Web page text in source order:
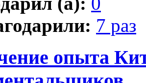
7 раз
опыта